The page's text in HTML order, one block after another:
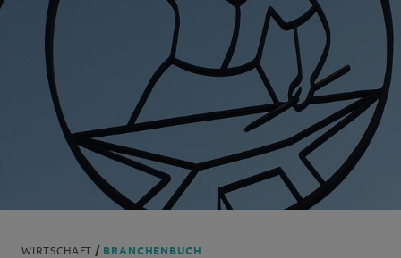
WIRTSCHAFT BRANCHENBUCH